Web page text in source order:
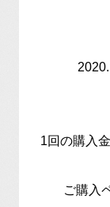
1回の購入
ご購入